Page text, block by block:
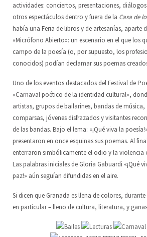
Música en los Barrios
Radio Volcán
Archivo Ciudadano
Biblioteca del Arte
actividades: conciertos, presentaciones,
otros espectáculos dentro y fuera de la Casa de
había una Feria de libros y de artesanías, aparte
«Micrófono Abierto»: un escenario en el que los
campo de la poesía (o, por supuesto, los
conocidos) podían declamar sus poemas
Uno de los eventos destacados del Festival de
«Carnaval poético de la identidad cultural»,
artistas, grupos de bailarines, bandas de
comparsas, jóvenes disfrazados y visitantes
de las bandas. Bajo el lema: «¡Qué viva la
presentaron en once esquinas sus poemas. Al
enterraron simbólicamente el odio y la violencia
Las palabras iniciales de Gloria Gabuardi «¡Qué
paz!» aún seguían difundidas en el aire.
Si dicen que Granada es llena de colores,
en particular – lleno de cultura, literatura, y